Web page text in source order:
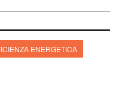
ENERGETICA